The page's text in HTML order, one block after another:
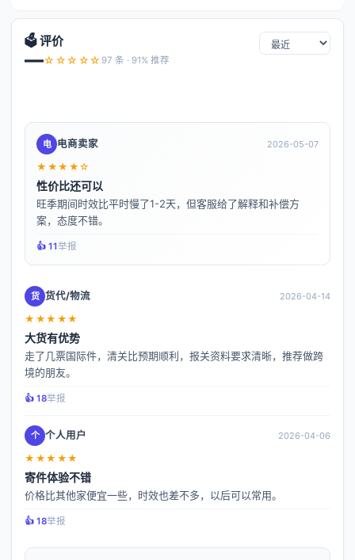
🗳️ 评价
—☆☆☆☆☆ 97 条 · 91% 推荐
电 电商卖家 2026-05-07
★★★★☆
性价比还可以
旺季期间时效比平时慢了1-2天，但客服给了解释和补偿方
案，态度不错。
👍️ 11举报
货 货代/物流 2026-04-14
★★★★★
大货有优势
走了几票国际件，清关比预期顺利，报关资料要求清晰，推荐做跨
境的朋友。
👍️ 18举报
个 个人用户 2026-04-06
★★★★★
寄件体验不错
价格比其他家便宜一些，时效也差不多，以后可以常用。
👍️ 18举报